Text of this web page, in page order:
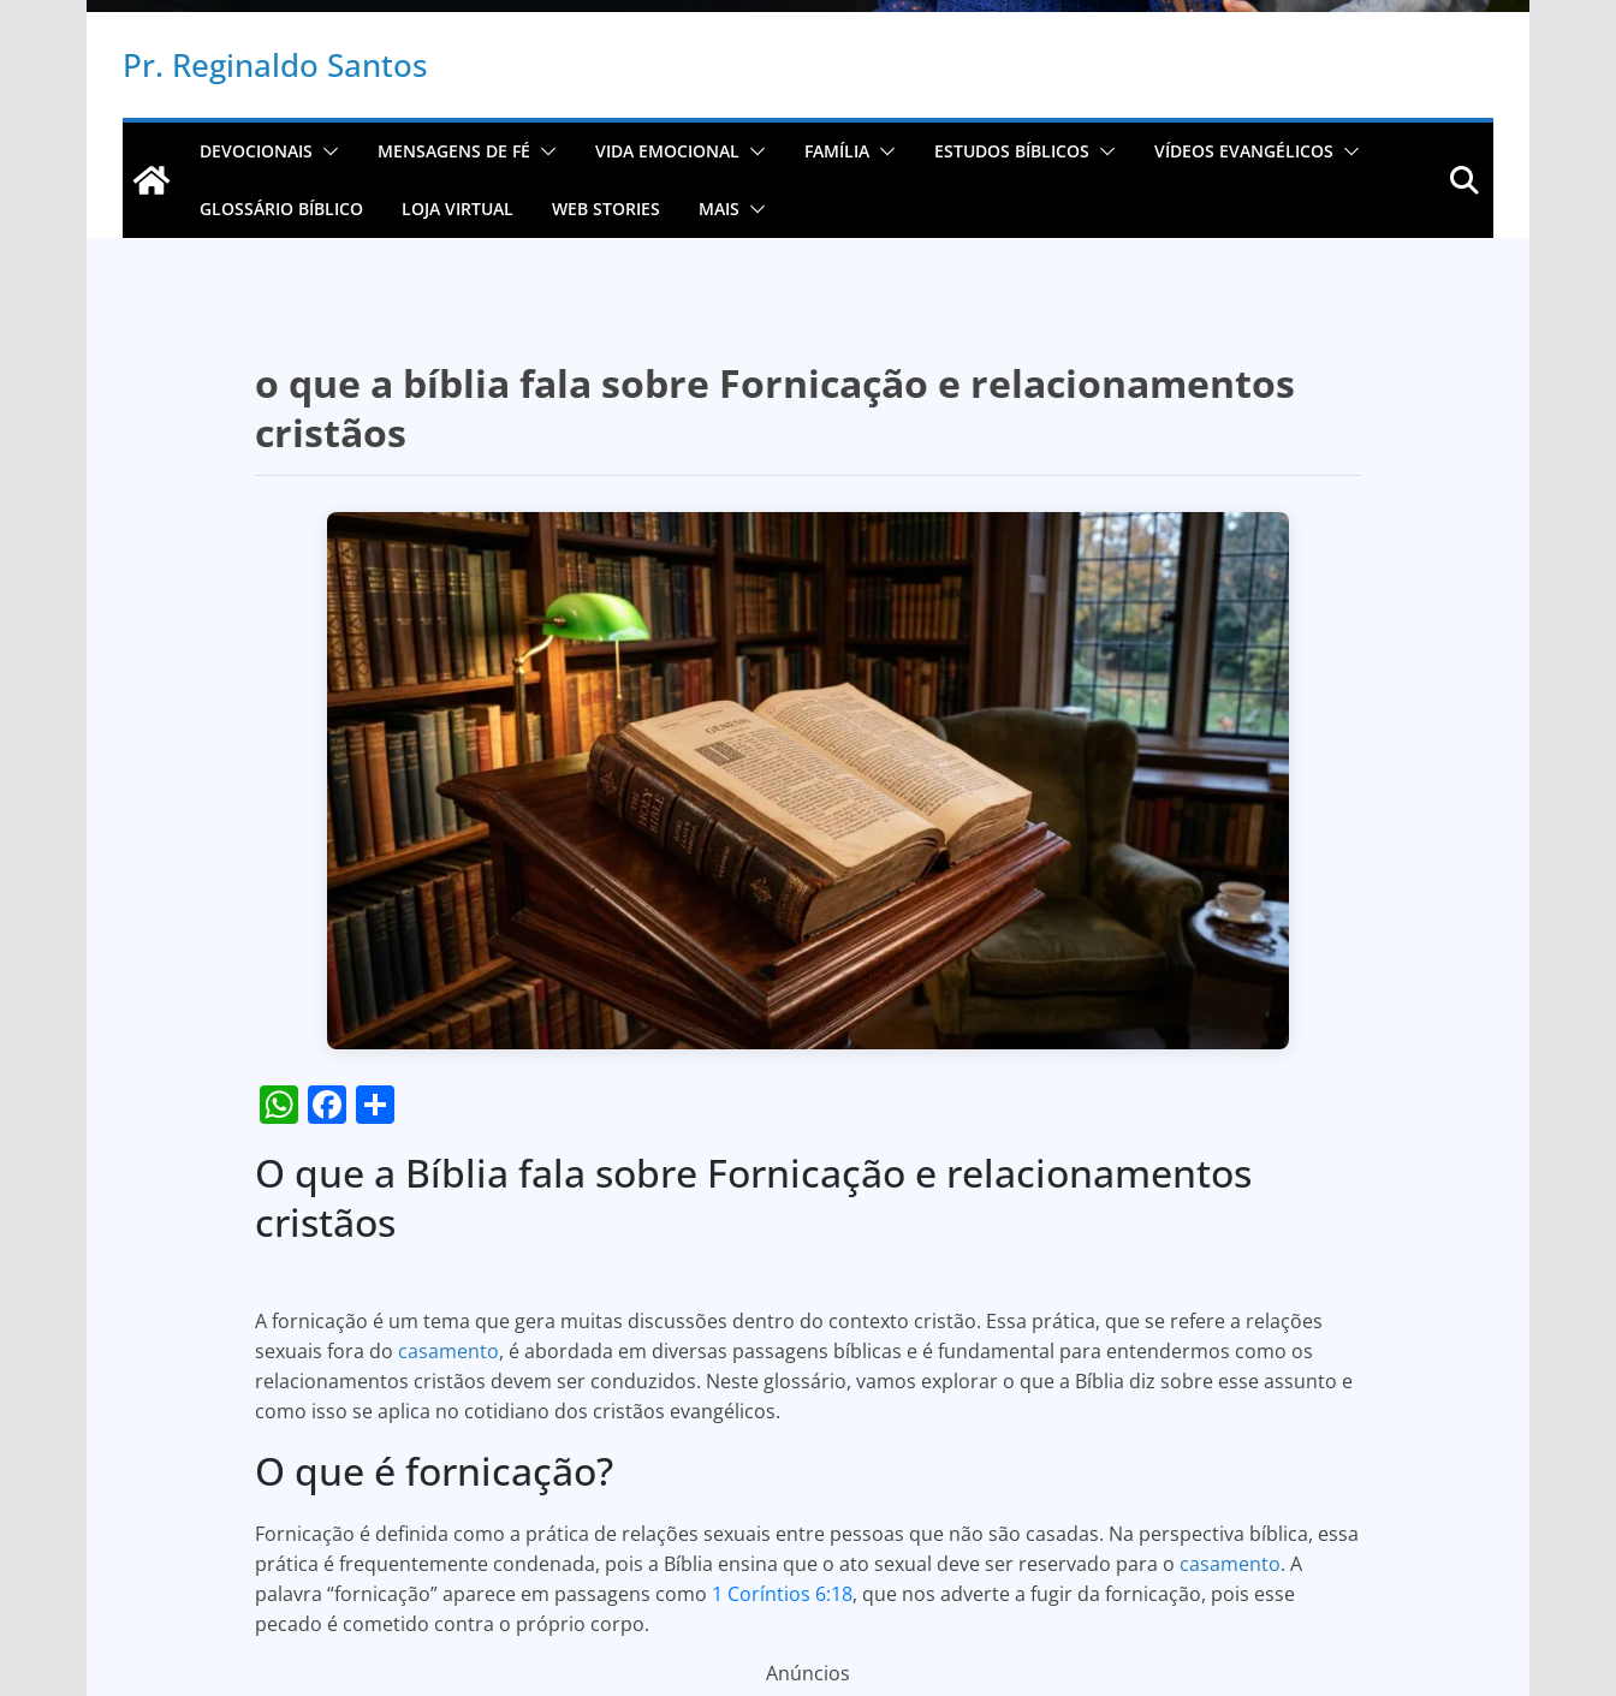
Pr. Reginaldo Santos
DEVOCIONAIS MENSAGENS DE FÉ VIDA EMOCIONAL FAMÍLIA ESTUDOS BÍBLICOS VÍDEOS EVANGÉLICOS
GLOSSÁRIO BÍBLICO LOJA VIRTUAL WEB STORIES MAIS
o que a bíblia fala sobre Fornicação e relacionamentos
cristãos
W
at
s
p
F
c
e
o
k
ar
O que a Bíblia fala sobre Fornicação e relacionamentos
cristãos
A fornicação é um tema que gera muitas discussões dentro do contexto cristão. Essa prática, que se refere a relações
sexuais fora do casamento, é abordada em diversas passagens bíblicas e é fundamental para entendermos como os
relacionamentos cristãos devem ser conduzidos. Neste glossário, vamos explorar o que a Bíblia diz sobre esse assunto e
como isso se aplica no cotidiano dos cristãos evangélicos.
O que é fornicação?
Fornicação é definida como a prática de relações sexuais entre pessoas que não são casadas. Na perspectiva bíblica, essa
prática é frequentemente condenada, pois a Bíblia ensina que o ato sexual deve ser reservado para o casamento. A
palavra “fornicação” aparece em passagens como 1 Coríntios 6:18, que nos adverte a fugir da fornicação, pois esse
pecado é cometido contra o próprio corpo.
Anúncios